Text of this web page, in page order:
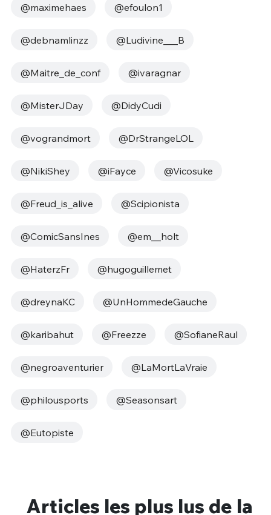
@maximehaes @efoulon1
@debnamlinzz @Ludivine___B
@Maitre_de_conf @ivaragnar
@MisterJDay @DidyCudi
@vograndmort @DrStrangeLOL
@NikiShey @iFayce @Vicosuke
@Freud_is_alive @Scipionista
@ComicSansInes @em__holt
@HaterzFr @hugoguillemet
@dreynaKC @UnHommedeGauche
@karibahut @Freezze @SofianeRaul
@negroaventurier @LaMortLaVraie
@philousports @Seasonsart
@Eutopiste
Articles les plus lus de la